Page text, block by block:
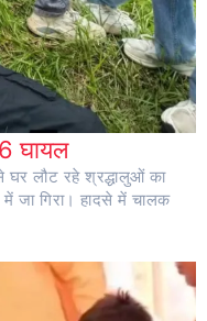
घायल
घर लौट रहे श्रद्धालुओं का
में जा गिरा। हादसे में चालक